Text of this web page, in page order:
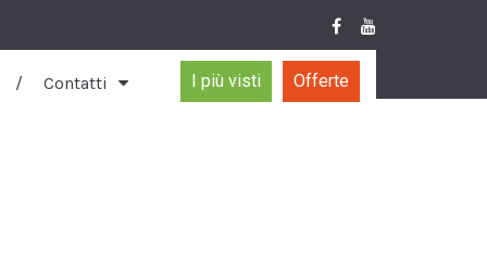
Contatti Offerte
I più visti